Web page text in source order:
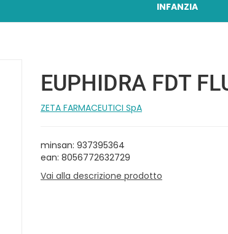
INFANZIA
EUPHIDRA FDT
ZETA FARMACEUTICI SpA
minsan: 937395364
ean: 8056772632729
Vai alla descrizione prodotto